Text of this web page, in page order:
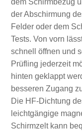
dem Schirmbezug
der Abschirmung
Felder oder dem
Tests. Von vorn
schnell öffnen und
Prüfling jederzeit
hinten geklappt
besseren Zugang
Die HF-Dichtung
leichtgängige
Schirmzelt kann